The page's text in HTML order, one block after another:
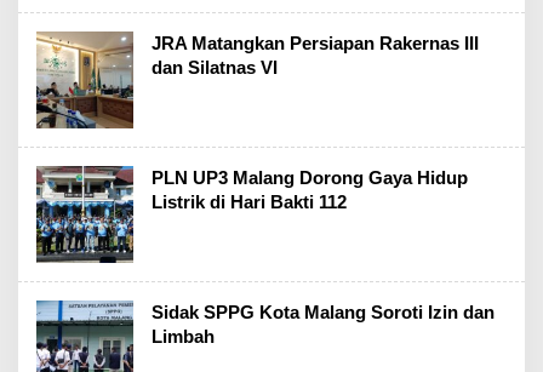
JRA Matangkan Persiapan Rakernas III
dan Silatnas VI
PLN UP3 Malang Dorong Gaya Hidup
Listrik di Hari Bakti 112
Sidak SPPG Kota Malang Soroti Izin dan
Limbah